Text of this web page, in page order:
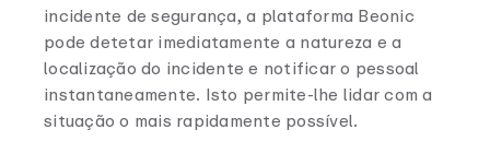
incidente de segurança, a plataforma Beonic
pode detetar imediatamente a natureza e a
localização do incidente e notificar o pessoal
instantaneamente. Isto permite-lhe lidar com a
situação o mais rapidamente possível.